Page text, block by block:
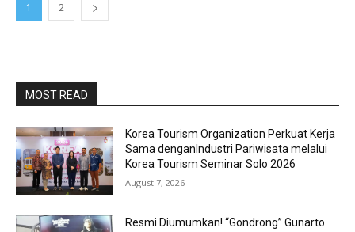
1 2
MOST READ
Korea Tourism Organization Perkuat Kerja
Sama denganIndustri Pariwisata melalui
Korea Tourism Seminar Solo 2026
August 7, 2026
Resmi Diumumkan! “Gondrong” Gunarto